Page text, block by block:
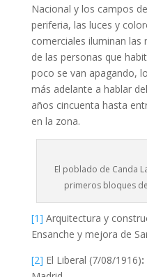
Nacional y los campos
periferia, las luces y
comerciales iluminan
de las personas que
poco se van apagando,
más adelante a hablar
años cincuenta hasta
en la zona.
El poblado de Canda
primeros bloques
[1] Arquitectura y
Ensanche y mejora de
[2] El Liberal (7/08/1916):